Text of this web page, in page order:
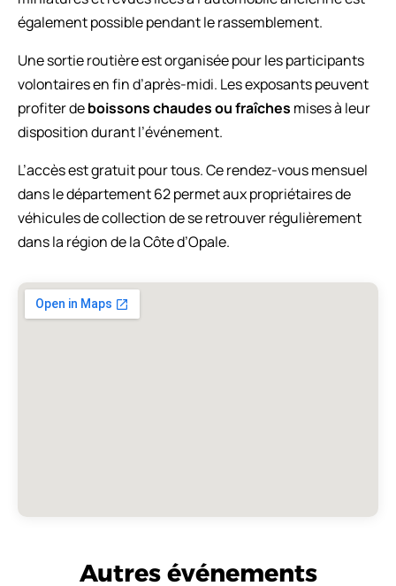
également possible pendant le rassemblement.
Une sortie routière est organisée pour les participants
volontaires en fin d’après-midi. Les exposants peuvent
profiter deboissons chaudes ou fraîches mises à leur
disposition durant l’événement.
L’accès est gratuit pour tous. Ce rendez-vous mensuel
dans le département 62 permet aux propriétaires de
véhicules de collection de se retrouver régulièrement
dans la région de la Côte d’Opale.
Autres événements